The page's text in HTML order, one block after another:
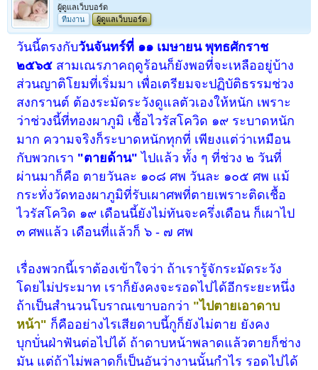
ผู้ดูแลเว็บบอร์ด
ทีมงาน
ผู้ดูแลเว็บบอร์ด
วันนี้ตรงกับวันจันทร์ที่ ๑๑ เมษายน พุทธศักราช
๒๕๖๕ สามเณรภาคฤดูร้อนก็ยังพอที่จะเหลืออยู่บ้าง
ส่วนญาติโยมที่เริ่มมา เพื่อเตรียมจะปฏิบัติธรรมช่วง
สงกรานต์ ต้องระมัดระวังดูแลตัวเองให้หนัก เพราะ
ว่าช่วงนี้ที่ทองผาภูมิ เชื้อไวรัสโควิด ๑๙ ระบาดหนัก
มาก ความจริงก็ระบาดหนักทุกที่ เพียงแต่ว่าเหมือน
กับพวกเรา "ตายด้าน" ไปแล้ว ทั้ง ๆ ที่ช่วง ๒ วันที่
ผ่านมาก็คือ ตายวันละ ๑๐๘ ศพ วันละ ๑๐๕ ศพ แม้
กระทั่งวัดทองผาภูมิที่รับเผาศพที่ตายเพราะติดเชื้อ
ไวรัสโควิด ๑๙ เดือนนี้ยังไม่ทันจะครึ่งเดือน ก็เผาไป
๓ ศพแล้ว เดือนที่แล้วก็ ๖ - ๗ ศพ
เรื่องพวกนี้เราต้องเข้าใจว่า ถ้าเรารู้จักระมัดระวัง
โดยไม่ประมาท เราก็ยังคงจะรอดไปได้อีกระยะหนึ่ง
ถ้าเป็นสำนวนโบราณเขาบอกว่า "ไปตายเอาดาบ
หน้า" ก็คืออย่างไรเสียดาบนี้กูก็ยังไม่ตาย ยังคง
บุกบั่นฝ่าฟันต่อไปได้ ถ้าดาบหน้าพลาดแล้วตายก็ช่าง
มัน แต่ถ้าไม่พลาดก็เป็นอันว่างานนั้นกำไร รอดไปได้